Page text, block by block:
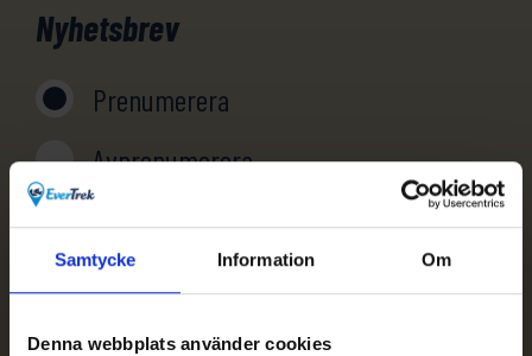
Samtycke Information Om
Denna webbplats använder cookies
Nyhetsbrev
Prenumerera
Avprenumerera